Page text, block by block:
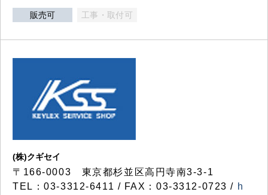
販売可 工事・取付可
(株)クギセイ
〒166-0003 東京都杉並区高円寺南3-3-1
TEL：03-3312-6411 / FAX：03-3312-0723 / h